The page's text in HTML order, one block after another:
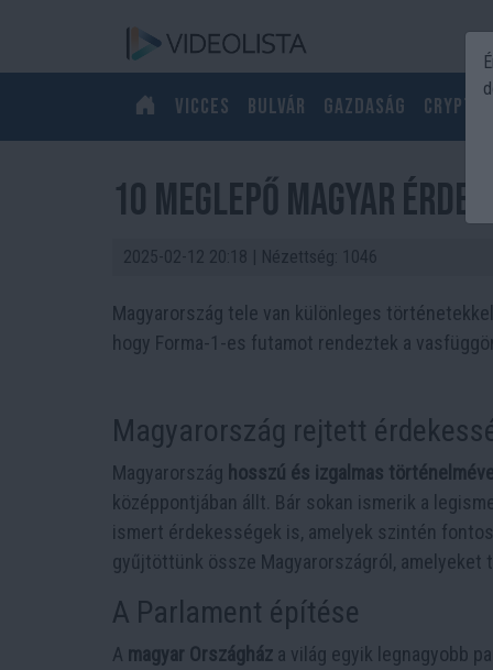
Vicces Bulvár Gazdaság Crypto
10 meglepő magyar
2025-02-12 20:18 | Nézettség: 1046
Magyarország tele van különleges
hogy Forma-1-es futamot rendeztek a
Magyarország rejtett
Magyarország hosszú és izgalmas történelmével
középpontjában állt. Bár sokan ismerik a
ismert érdekességek is, amelyek szintén
gyűjtöttünk össze Magyarországról, amelyeket
A Parlament építése
A magyar Országház a világ egyik legnagyobb